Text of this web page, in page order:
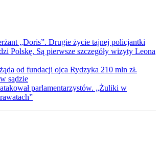
„Doris”. Drugie życie tajnej policjantki
Polskę. Są pierwsze szczegóły wizyty Leona
od fundacji ojca Rydzyka 210 mln zł.
sądzie
parlamentarzystów. „Żuliki w